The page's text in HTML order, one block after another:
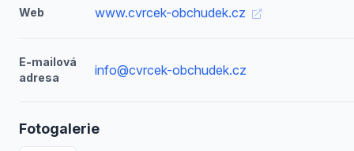
Web www.cvrcek-obchudek.cz
E-mailová
adresa
info@cvrcek-obchudek.cz
Fotogalerie